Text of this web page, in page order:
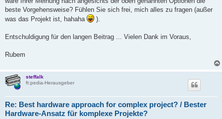
beste Vorgehensweise? Fühlen Sie sich frei, mich alles zu fragen (außer
was das Projekt ist, hahaha
).
Entschuldigung für den langen Beitrag ... Vielen Dank im Voraus,
Rubem
steffalk
ft:pedia-Herausgeber
Re: Best hardware approach for complex project? / Bester
Hardware-Ansatz für komplexe Projekte?